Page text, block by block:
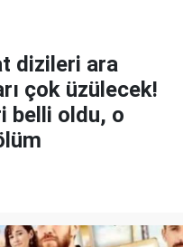
dizileri ara
çok üzülecek!
belli oldu, o